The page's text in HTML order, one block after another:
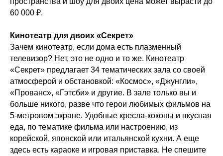
60 000 ₽.
Кинотеатр для двоих «Секрет»
Зачем кинотеатр, если дома есть плазменный
телевизор? Нет, это не одно и то же. Кинотеатр
«Секрет» предлагает 34 тематических зала со своей
атмосферой и обстановкой: «Космос», «Джунгли»,
«Прованс», «Гэтсби» и другие. В зале только вы и
больше никого, разве что герои любимых фильмов на
5-метровом экране. Удобные кресла-коконы и вкусная
еда, по тематике фильма или настроению, из
корейской, японской или итальянской кухни. А еще
здесь есть караоке и игровая приставка. Не спешите